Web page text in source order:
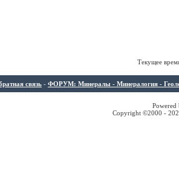
Текущее
связь - ФОРУМ: Минералы - Минералогия -
Copyright ©2000 -